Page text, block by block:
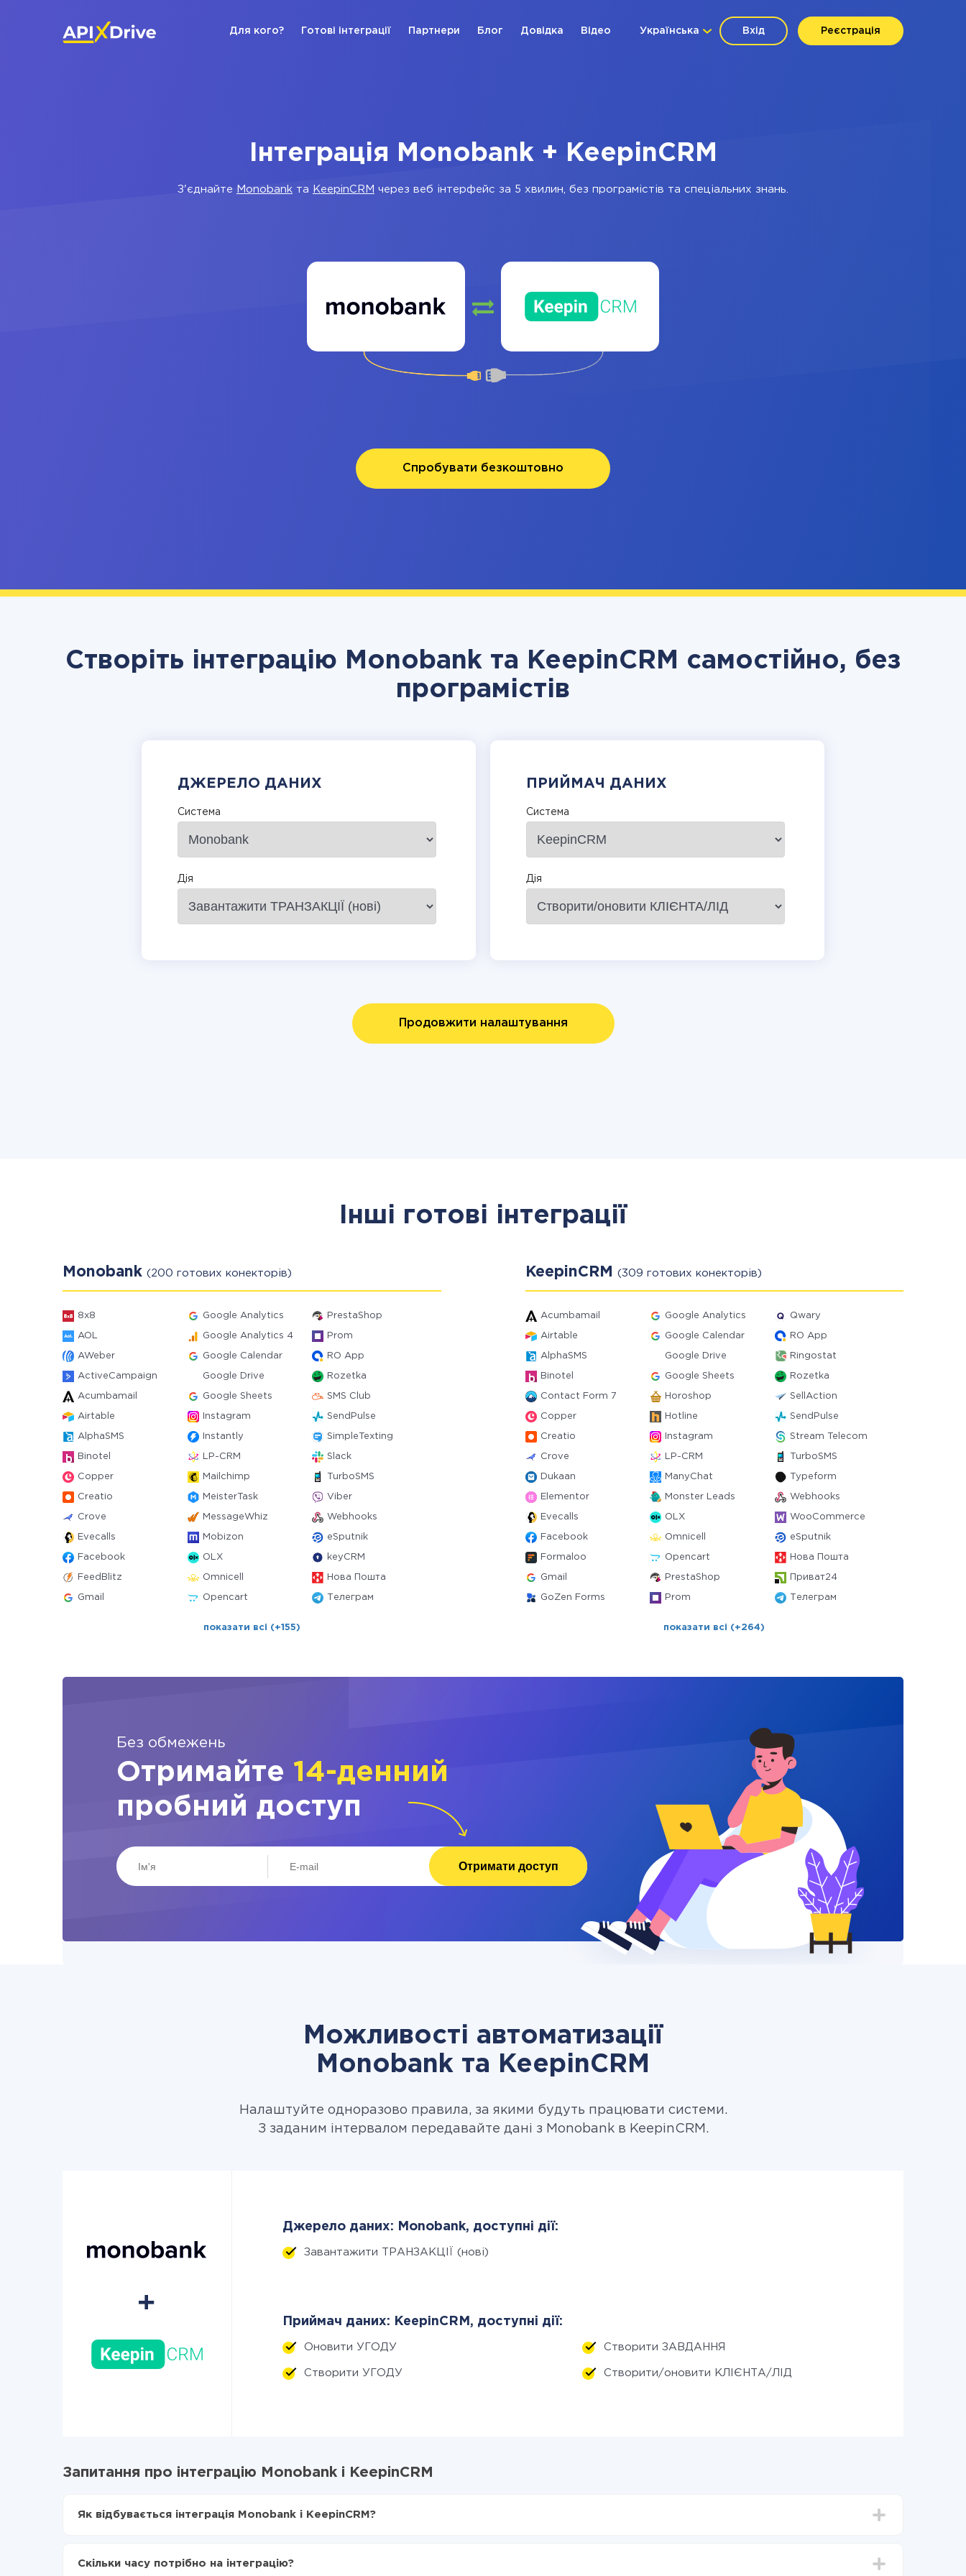
Вхід Реєстрація
Українська
Для кого? Готові інтеграції Партнери Блог Довідка Відео
Інтеграція Monobank + KeepinCRM
З'єднайте Monobank та KeepinCRM через веб інтерфейс за 5 хвилин, без програмістів та спеціальних знань.
Спробувати безкоштовно
Створіть інтеграцію Monobank та KeepinCRM самостійно, без
програмістів
ДЖЕРЕЛО ДАНИХ
Система
Дія
ПРИЙМАЧ ДАНИХ
Система
Дія
Продовжити налаштування
Інші готові інтеграції
Monobank (200 готових конекторів)
8x8 Google Analytics PrestaShop
AOL Google Analytics 4 Prom
AWeber Google Calendar RO App
ActiveCampaign Google Drive Rozetka
Acumbamail Google Sheets SMS Club
Airtable Instagram SendPulse
AlphaSMS Instantly SimpleTexting
Binotel LP-CRM Slack
Copper Mailchimp TurboSMS
Creatio MeisterTask Viber
Crove MessageWhiz Webhooks
Evecalls Mobizon eSputnik
Facebook OLX keyCRM
FeedBlitz Omnicell Нова Пошта
Gmail Opencart Телеграм
показати всі (+155)
KeepinCRM (309 готових конекторів)
Acumbamail Google Analytics Qwary
Airtable Google Calendar RO App
AlphaSMS Google Drive Ringostat
Binotel Google Sheets Rozetka
Contact Form 7 Horoshop SellAction
Copper Hotline SendPulse
Creatio Instagram Stream Telecom
Crove LP-CRM TurboSMS
Dukaan ManyChat Typeform
Elementor Monster Leads Webhooks
Evecalls OLX WooCommerce
Facebook Omnicell eSputnik
Formaloo Opencart Нова Пошта
Gmail PrestaShop Приват24
GoZen Forms Prom Телеграм
показати всі (+264)
Без обмежень
Отримайте 14-денний
пробний доступ
Отримати доступ
Можливості автоматизації
Monobank та KeepinCRM
Налаштуйте одноразово правила, за якими будуть працювати системи.
З заданим інтервалом передавайте дані з Monobank в KeepinCRM.
Джерело даних: Monobank, доступні дії:
Завантажити ТРАНЗАКЦІЇ (нові)
Приймач даних: KeepinCRM, доступні дії:
Оновити УГОДУ Створити ЗАВДАННЯ
Створити УГОДУ Створити/оновити КЛІЄНТА/ЛІД
Запитання про інтеграцію Monobank і KeepinCRM
Як відбувається інтеграція Monobank і KeepinCRM?
Включаєте автооновлення
Скільки часу потрібно на інтеграцію?